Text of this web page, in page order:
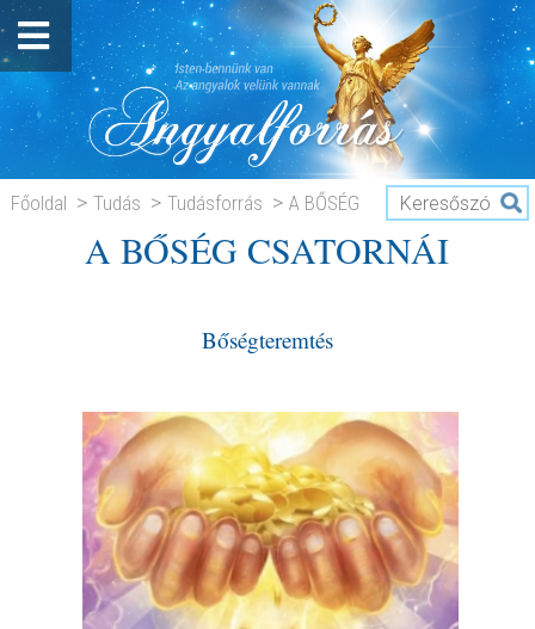
Főoldal Tudás Tudásforrás
A BŐSÉG
CSATORNÁIA BŐSÉG CSATORNÁI
Bőségteremtés